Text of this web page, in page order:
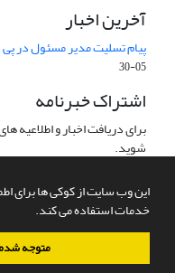
این وب سایت از کوکی ها برای
خدمات استفاده می کند.
متوجه
آخرین اخبار
پیام تسلیت مدیر مسئول در
05-30
اشتراک خبرنامه
برای دریافت اخبار و
شوید.
سامانه مدیریت نشریات علمی.